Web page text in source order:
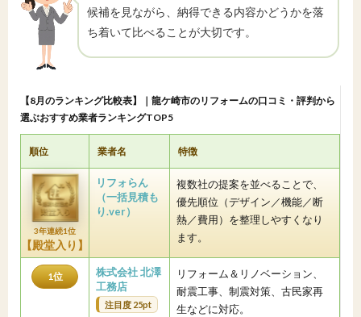
候補を見ながら、納得できる内容かどうかを落
ち着いて比べることが大切です。
【8月のランキング比較表】｜龍ケ崎市のリフォームの口コミ・評判から
選ぶおすすめ業者ランキングTOP5
順位 業者名 特徴
3年連続1位
【殿堂入り】
リフォらん
（一括見積も
り.ver）
複数社の提案を並べることで、
優先順位（デザイン／機能／断
熱／費用）を整理しやすくなり
ます。
1位
株式会社 北澤
工務店
注目度 25pt
リフォーム＆リノベーション、
耐震工事、制震対策、古民家再
生などに対応。